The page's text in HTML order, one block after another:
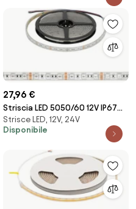
27,96 €
Striscia LED 5050/60 12V IP67
144W/m 5m - RGB Colore RGB
Strisce LED, 12V, 24V
Disponibile